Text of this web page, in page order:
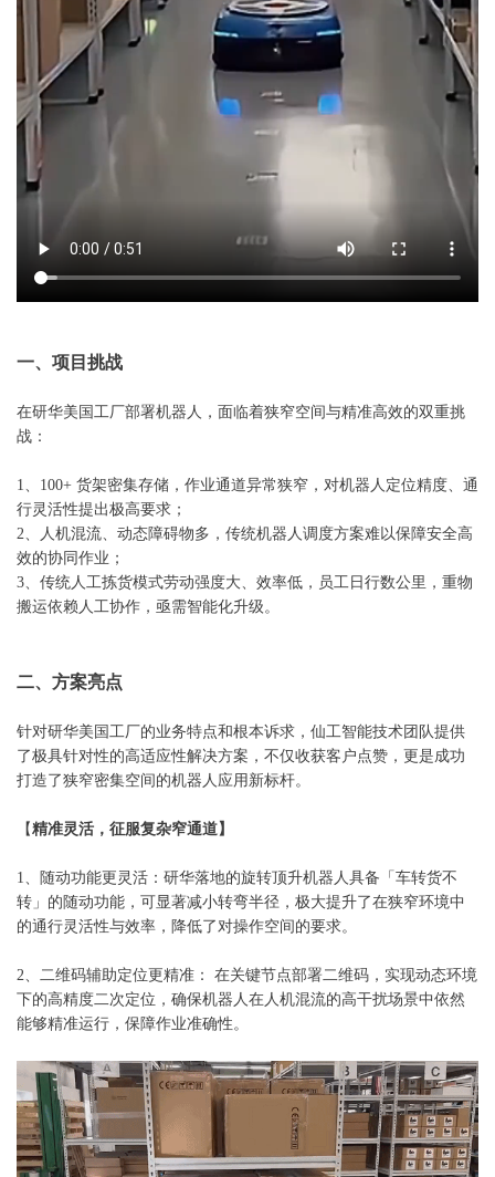
一、项目挑战
在研华美国工厂部署机器人，面临着狭窄空间与精准高效的双重挑
战：
1、 100+ 货架密集存储，作业通道异常狭窄，对机器人定位精度、通
行灵活性提出极高要求；
2、人机混流、动态障碍物多，传统机器人调度方案难以保障安全高
效的协同作业；
3、传统人工拣货模式劳动强度大、效率低，员工日行数公里，重物
搬运依赖人工协作，亟需智能化升级。
二、方案亮点
针对研华美国工厂的业务特点和根本诉求，仙工智能技术团队提供
了极具针对性的高适应性解决方案，不仅收获客户点赞，更是成功
打造了狭窄密集空间的机器人应用新标杆。
【精准灵活，征服复杂窄通道】
1、
随动功能更灵活：研华落地的旋转顶升机器人具备「车转货不
转」的随动功能，可显著减小转弯半径，极大提升了在狭窄环境中
的通行灵活性与效率，降低了对操作空间的要求。
2、二维码辅助定位更精准： 在关键节点部署二维码，实现动态环境
下的高精度二次定位，确保机器人在人机混流的高干扰场景中依然
能够精准运行，保障作业准确性。